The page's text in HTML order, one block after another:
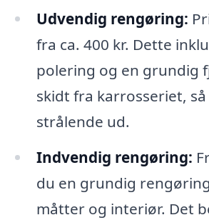
Udvendig rengøring:
fra ca. 400 kr. Dette
polering og en grundig
skidt fra karrosseriet,
strålende ud.
Indvendig rengøring:
du en grundig
måtter og interiør. Det